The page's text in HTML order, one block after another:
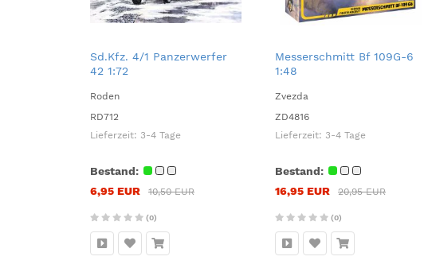
Sd.Kfz. 4/1 Panzerwerfer
42 1:72
Roden
RD712
Lieferzeit: 3-4 Tage
Bestand:
6,95 EUR
10,50 EUR
(0)
Messerschmitt Bf 109G-6
1:48
Zvezda
ZD4816
Lieferzeit: 3-4 Tage
Bestand:
16,95 EUR
20,95 EUR
(0)